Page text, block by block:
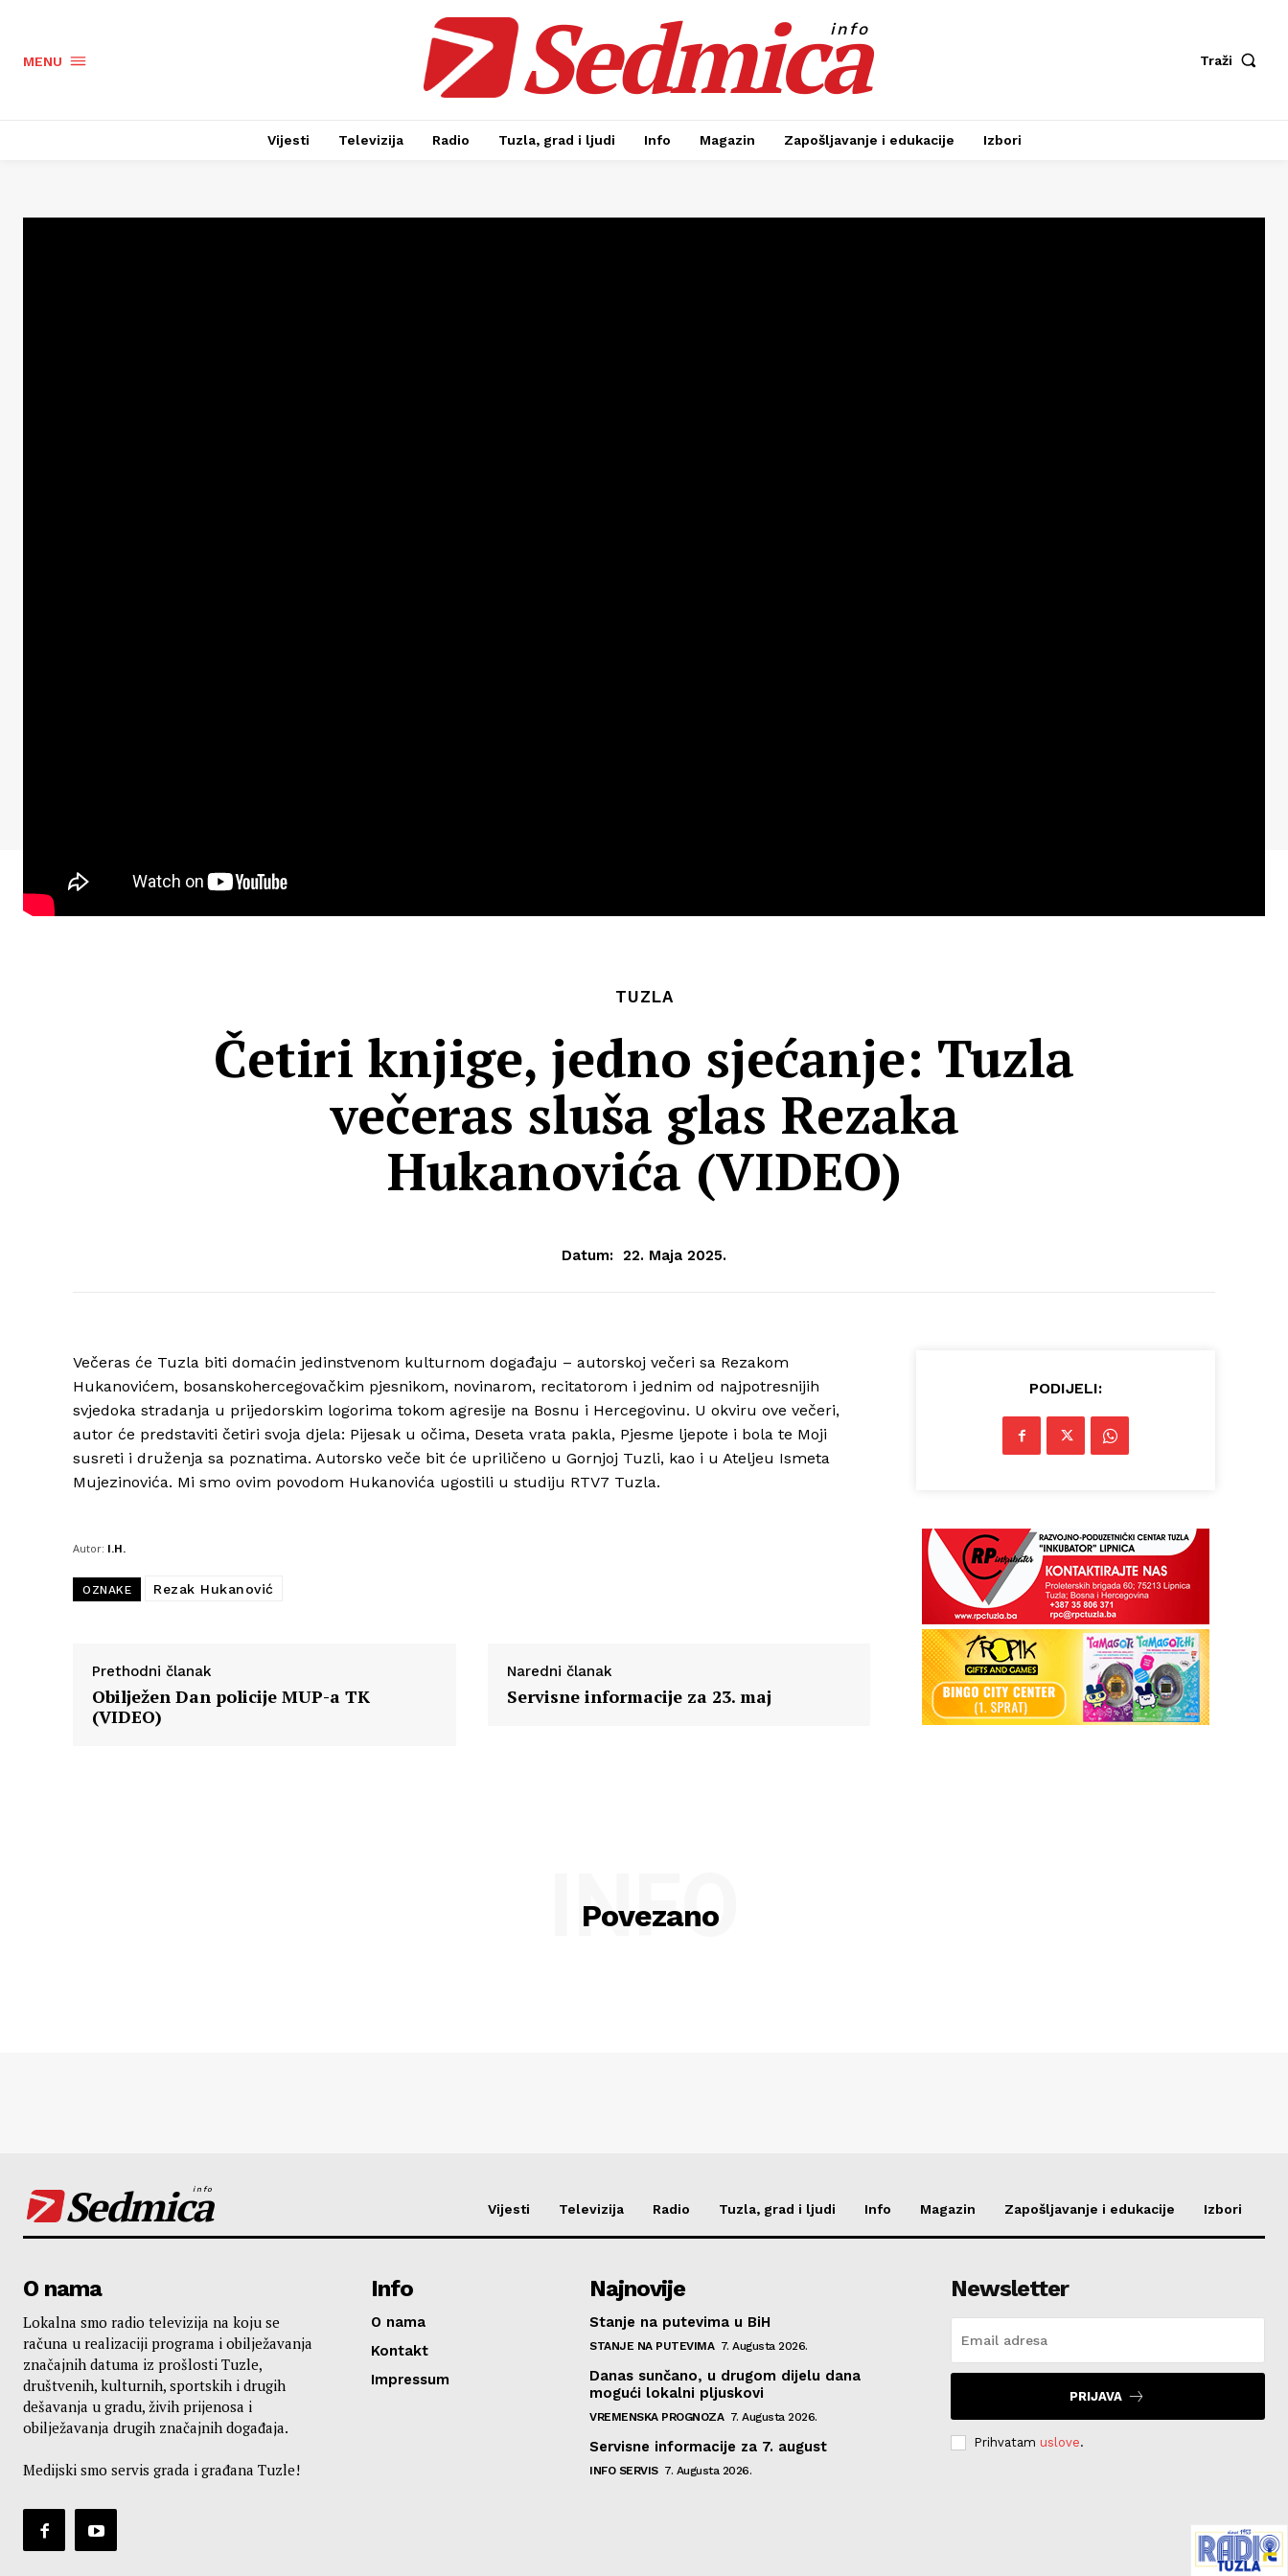
Info
Impressum
MENU Sedmica
info
Traži
Vijesti Televizija Radio Tuzla, grad i ljudi Info Magazin Zapošljavanje i edukacije Izbori
TUZLA
Četiri knjige, jedno sjećanje: Tuzla
večeras sluša glas Rezaka
Hukanovića (VIDEO)
Datum: 22. Maja 2025.
Večeras će Tuzla biti domaćin jedinstvenom kulturnom događaju – autorskoj večeri sa Rezakom
Hukanovićem, bosanskohercegovačkim pjesnikom, novinarom, recitatorom i jednim od najpotresnijih
svjedoka stradanja u prijedorskim logorima tokom agresije na Bosnu i Hercegovinu. U okviru ove večeri,
autor će predstaviti četiri svoja djela: Pijesak u očima, Deseta vrata pakla, Pjesme ljepote i bola te Moji
susreti i druženja sa poznatima. Autorsko veče bit će upriličeno u Gornjoj Tuzli, kao i u Ateljeu Ismeta
Mujezinovića. Mi smo ovim povodom Hukanovića ugostili u studiju RTV7 Tuzla.
Autor: I.H.
OZNAKE Rezak Hukanović
Prethodni članak
Obilježen Dan policije MUP-a TK
(VIDEO)
Naredni članak
Servisne informacije za 23. maj
PODIJELI:
Povezano
INFO
Sedmica
info
Vijesti Televizija Radio Tuzla, grad i ljudi Info Magazin Zapošljavanje i edukacije Izbori
O nama
Lokalna smo radio televizija na koju se
računa u realizaciji programa i obilježavanja
značajnih datuma iz prošlosti Tuzle,
društvenih, kulturnih, sportskih i drugih
dešavanja u gradu, živih prijenosa i
obilježavanja drugih značajnih događaja.
Medijski smo servis grada i građana Tuzle!
Info
O nama
Kontakt
Impressum
Najnovije
Stanje na putevima u BiH
STANJE NA PUTEVIMA 7. Augusta 2026.
Danas sunčano, u drugom dijelu dana
mogući lokalni pljuskovi
VREMENSKA PROGNOZA 7. Augusta 2026.
Servisne informacije za 7. august
INFO SERVIS 7. Augusta 2026.
Newsletter
PRIJAVA
Prihvatam uslove.